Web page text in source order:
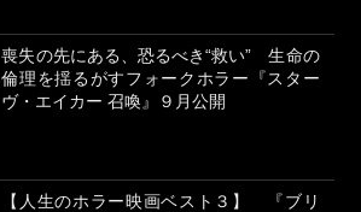
喪失の先にある、恐るべき“救い” 生命の
倫理を揺るがすフォークホラー『スター
ヴ・エイカー 召喚』９月公開
【人生のホラー映画ベスト３】 『ブリ